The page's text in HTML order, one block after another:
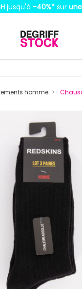
jusqu'à -40%* sur
homme